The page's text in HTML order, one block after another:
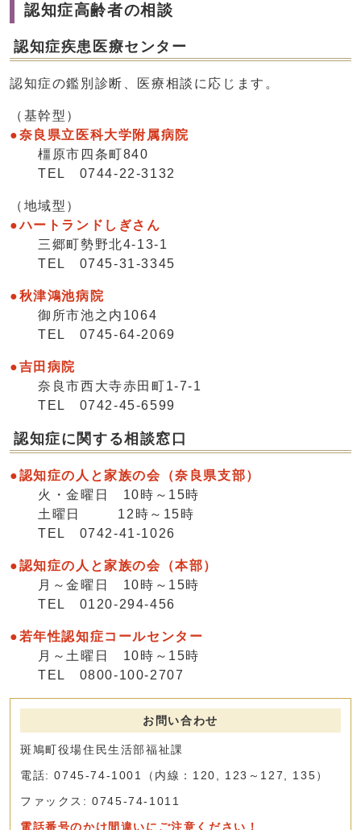
認知症高齢者の相談
認知症疾患医療センター
認知症の鑑別診断、医療相談に応じます。
（基幹型）
●奈良県立医科大学附属病院
橿原市四条町840
TEL 0744-22-3132
（地域型）
●ハートランドしぎさん
三郷町勢野北4-13-1
TEL 0745-31-3345
●秋津鴻池病院
御所市池之内1064
TEL 0745-64-2069
●吉田病院
奈良市西大寺赤田町1-7-1
TEL 0742-45-6599
認知症に関する相談窓口
●認知症の人と家族の会（奈良県支部）
火・金曜日 10時～15時
土曜日 12時～15時
TEL 0742-41-1026
●認知症の人と家族の会（本部）
月～金曜日 10時～15時
TEL 0120-294-456
●若年性認知症コールセンター
月～土曜日 10時～15時
TEL 0800-100-2707
お問い合わせ
斑鳩町役場住民生活部福祉課
電話: 0745-74-1001（内線：120, 123～127, 135）
ファックス: 0745-74-1011
電話番号のかけ間違いにご注意ください！